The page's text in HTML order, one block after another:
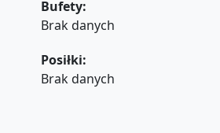
Bufety:
Brak danych
Posiłki:
Brak danych